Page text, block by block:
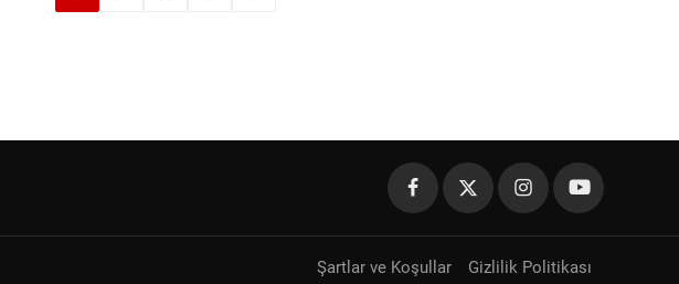
Şartlar ve Koşullar Gizlilik Politikası